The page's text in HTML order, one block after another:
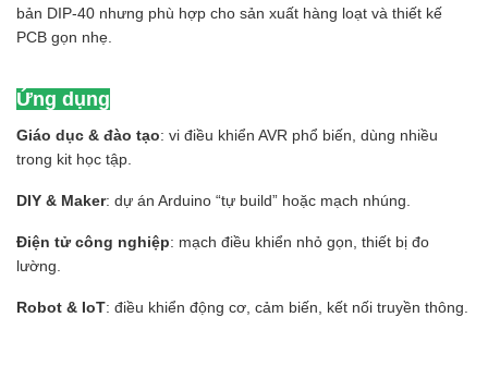
bản DIP-40 nhưng phù hợp cho sản xuất hàng loạt và thiết kế
PCB gọn nhẹ.
Ứng dụng
Giáo dục & đào tạo: vi điều khiển AVR phổ biến, dùng nhiều
trong kit học tập.
DIY & Maker: dự án Arduino “tự build” hoặc mạch nhúng.
Điện tử công nghiệp: mạch điều khiển nhỏ gọn, thiết bị đo
lường.
Robot & IoT: điều khiển động cơ, cảm biến, kết nối truyền thông.